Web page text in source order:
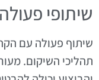
שיתופי
שיתוף פעולה עם
תהליכי השיקום.